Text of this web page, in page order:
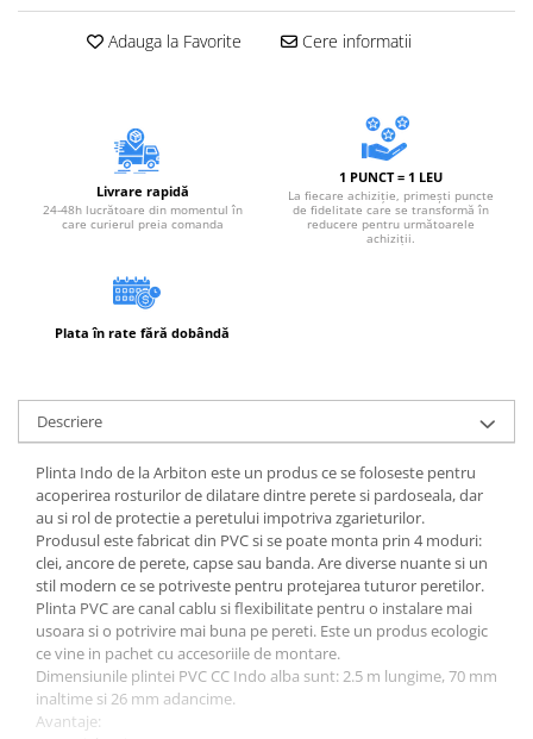
Adauga la Favorite Cere informatii
Livrare rapidă
24-48h lucrătoare din momentul în
care curierul preia comanda
1 PUNCT = 1 LEU
La fiecare achiziție, primești puncte
de fidelitate care se transformă în
reducere pentru următoarele
achiziții.
Plata în rate fără dobândă
Descriere
Plinta Indo de la Arbiton este un produs ce se foloseste pentru
acoperirea rosturilor de dilatare dintre perete si pardoseala, dar
au si rol de protectie a peretului impotriva zgarieturilor.
Produsul este fabricat din PVC si se poate monta prin 4 moduri:
clei, ancore de perete, capse sau banda. Are diverse nuante si un
stil modern ce se potriveste pentru protejarea tuturor peretilor.
Plinta PVC are canal cablu si flexibilitate pentru o instalare mai
usoara si o potrivire mai buna pe pereti. Este un produs ecologic
ce vine in pachet cu accesoriile de montare.
Dimensiunile plintei PVC CC Indo alba sunt: 2.5 m lungime, 70 mm
inaltime si 26 mm adancime.
Avantaje: